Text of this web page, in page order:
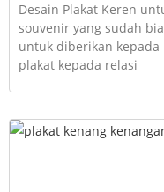
Desain Plakat Keren
souvenir yang sudah
untuk diberikan kepada
plakat kepada relasi